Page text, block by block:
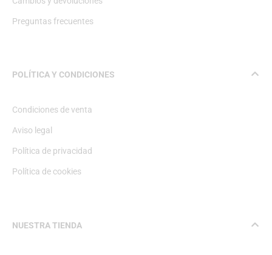
Preguntas frecuentes
POLÍTICA Y CONDICIONES
Condiciones de venta
Aviso legal
Política de privacidad
Política de cookies
NUESTRA TIENDA